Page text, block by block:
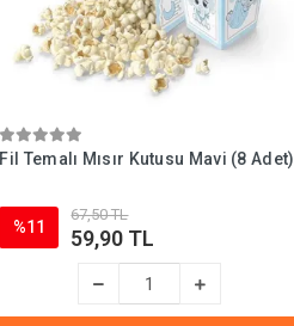
Fil Temalı Mısır Kutusu Mavi (8 Adet)
%11
67,50 TL
59,90 TL